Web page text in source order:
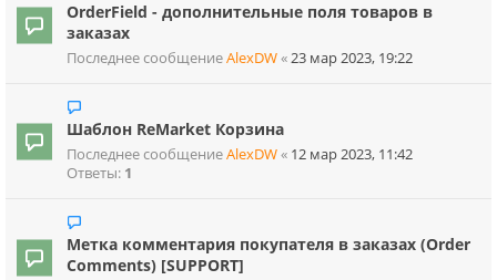
OrderField - дополнительные поля товаров в
заказах
Последнее сообщениеAlexDW«23 мар 2023, 19:22
Шаблон ReMarket Корзина
Последнее сообщениеAlexDW« 12 мар 2023, 11:42
Ответы: 1
Метка комментария покупателя в заказах (Order
Comments) [SUPPORT]